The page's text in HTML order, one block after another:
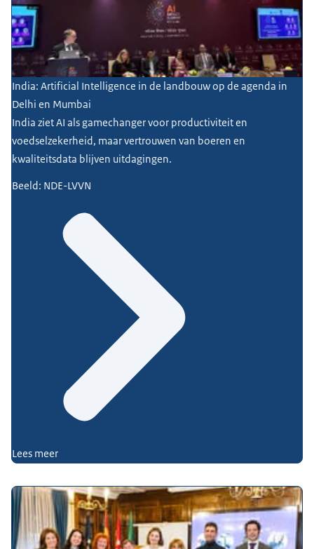
India: Artificial Intelligence in de landbouw op de agenda in
Delhi en Mumbai
India ziet AI als gamechanger voor productiviteit en
voedselzekerheid, maar vertrouwen van boeren en
kwaliteitsdata blijven uitdagingen.
Beeld: NDE-LVVN
Lees meer